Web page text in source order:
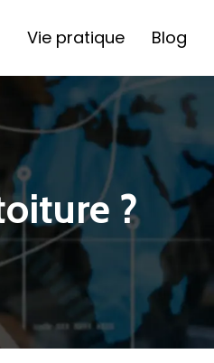
Vie pratique Blog
?